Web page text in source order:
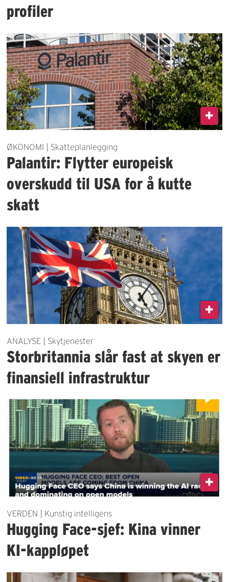
profiler
ØKONOMI | Skatteplanlegging
Palantir: Flytter europeisk
overskudd til USA for å kutte
skatt
ANALYSE | Skytjenester
Storbritannia slår fast at skyen er
finansiell infrastruktur
VERDEN | Kunstig intelligens
Hugging Face-sjef: Kina vinner
KI-kappløpet